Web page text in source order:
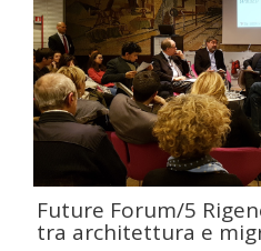
Future Forum/5
tra architettura e